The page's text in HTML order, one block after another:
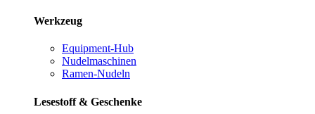
Werkzeug
Equipment-Hub
Nudelmaschinen
Ramen-Nudeln
Lesestoff & Geschenke